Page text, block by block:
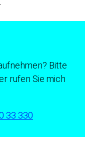
Bitte
rufen Sie mich
33 330